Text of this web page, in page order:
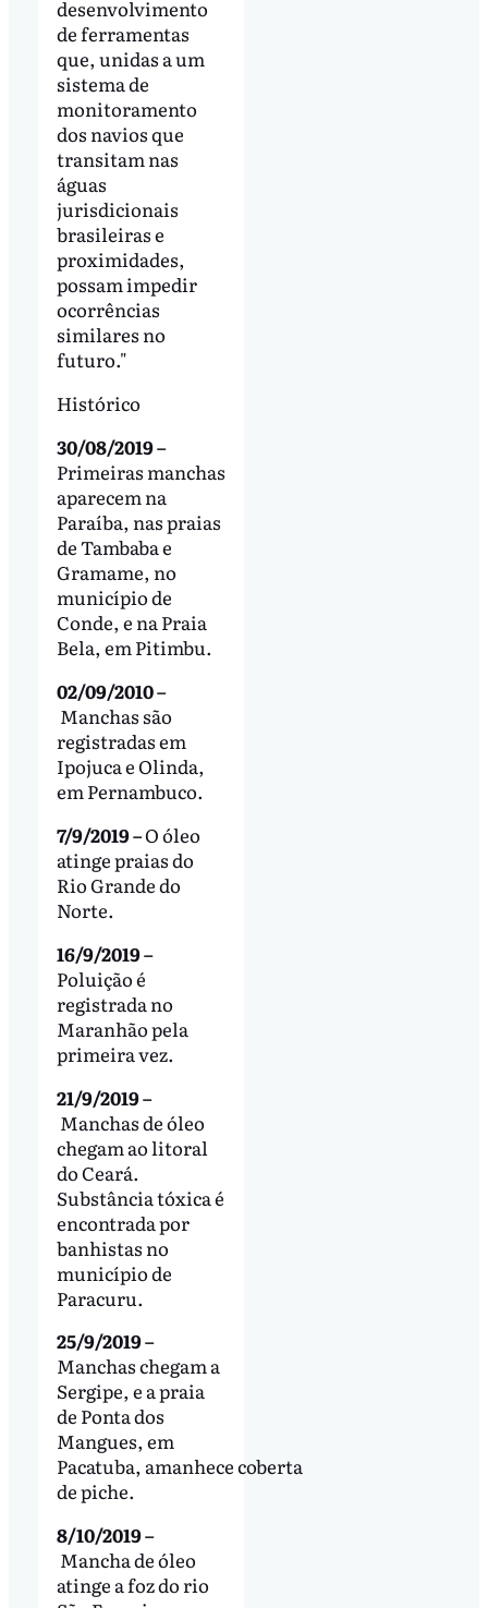
desenvolvimento
de ferramentas
que, unidas a um
sistema de
monitoramento
dos navios que
transitam nas
águas
jurisdicionais
brasileiras e
proximidades,
possam impedir
ocorrências
similares no
futuro."
Histórico
30/08/2019 –
Primeiras manchas
aparecem na
Paraíba, nas praias
de Tambaba e
Gramame, no
município de
Conde, e na Praia
Bela, em Pitimbu.
02/09/2010 –
Manchas são
registradas em
Ipojuca e Olinda,
em Pernambuco.
7/9/2019 –O óleo
atinge praias do
Rio Grande do
Norte.
16/9/2019 –
Poluição é
registrada no
Maranhão pela
primeira vez.
21/9/2019 –
Manchas de óleo
chegam ao litoral
do Ceará.
Substância tóxica é
encontrada por
banhistas no
município de
Paracuru.
25/9/2019 –
Manchas chegam a
Sergipe, e a praia
de Ponta dos
Mangues, em
Pacatuba, amanhece coberta
de piche.
8/10/2019 –
Mancha de óleo
atinge a foz do rio